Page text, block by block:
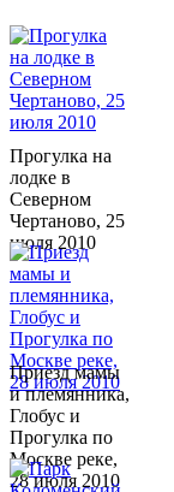
Прогулка на
лодке в
Северном
Чертаново, 25
июля 2010
Приезд мамы
и племянника,
Глобус и
Прогулка по
Москве реке,
28 июля 2010